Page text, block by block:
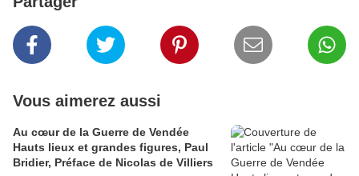
Vous aimerez aussi
Au cœur de la Guerre de Vendée
Hauts lieux et grandes figures, Paul
Bridier, Préface de Nicolas de Villiers